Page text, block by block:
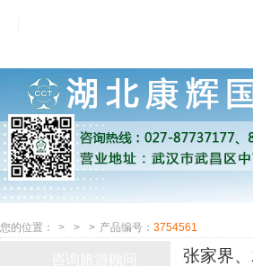
您的位置： > > > 产品编号： 3754561
张家界